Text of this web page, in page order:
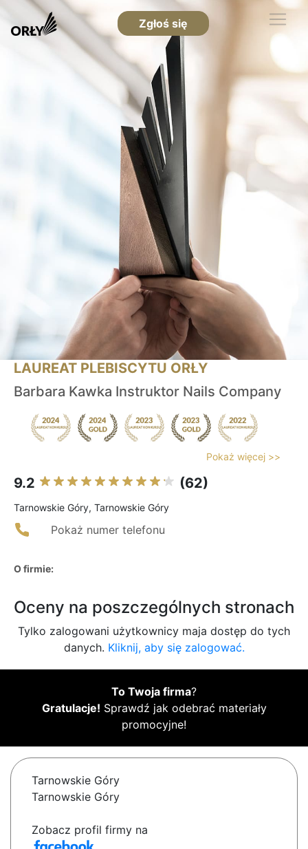
Zgłoś się
LAUREAT PLEBISCYTU ORŁY
Barbara Kawka Instruktor Nails Company
Pokaż więcej >>
9.2 (62)
Tarnowskie Góry, Tarnowskie Góry
Pokaż numer telefonu
O firmie:
Oceny na poszczególnych stronach
Tylko zalogowani użytkownicy maja dostęp do tych
danych. Kliknij, aby się zalogować.
To Twoja firma?
Gratulacje! Sprawdź jak odebrać materiały
promocyjne!
Tarnowskie Góry
Tarnowskie Góry
Zobacz profil firmy na